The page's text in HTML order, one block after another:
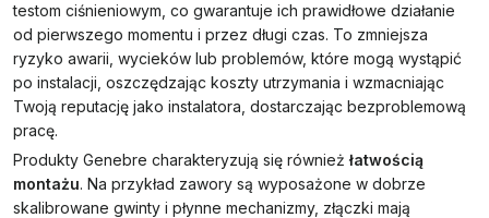
testom ciśnieniowym, co gwarantuje ich prawidłowe działanie
od pierwszego momentu i przez długi czas. To zmniejsza
ryzyko awarii, wycieków lub problemów, które mogą wystąpić
po instalacji, oszczędzając koszty utrzymania i wzmacniając
Twoją reputację jako instalatora, dostarczając bezproblemową
pracę.
Produkty Genebre charakteryzują się również łatwością
montażu. Na przykład zawory są wyposażone w dobrze
skalibrowane gwinty i płynne mechanizmy, złączki mają